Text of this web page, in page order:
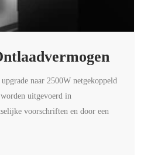
naar 2500W netgekoppeld
uitgevoerd in
voorschriften en door een